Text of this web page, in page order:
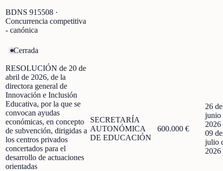
BDNS 915508 ·
Concurrencia competitiva
- canónica
Cerrada
RESOLUCIÓN de 20 de
abril de 2026, de la
directora general de
Innovación e Inclusión
Educativa, por la que se
convocan ayudas
económicas, en concepto
de subvención, dirigidas a
los centros privados
concertados para el
desarrollo de actuaciones
orientadas
SECRETARÍA
AUTONÓMICA
DE EDUCACIÓN
600.000 €
26 de
junio
2026
09 de
julio
2026